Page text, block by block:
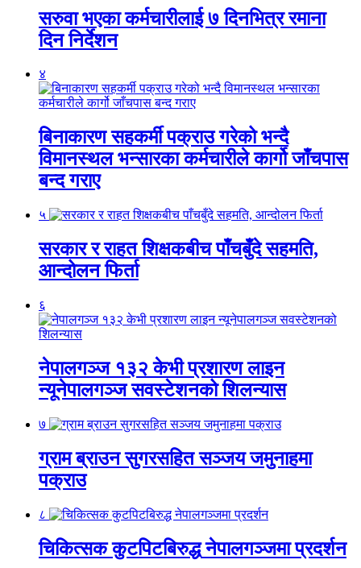
सरुवा भएका कर्मचारीलाई ७ दिनभित्र रमाना
दिन निर्देशन
४
बिनाकारण सहकर्मी पक्राउ गरेको भन्दै
विमानस्थल भन्सारका कर्मचारीले कार्गो जाँचपास
बन्द गराए
५
सरकार र राहत शिक्षकबीच पाँचबुँदे सहमति,
आन्दोलन फिर्ता
६
नेपालगञ्ज १३२ केभी प्रशारण लाइन
न्यूनेपालगञ्ज सवस्टेशनको शिलन्यास
७
ग्राम ब्राउन सुगरसहित सञ्जय जमुनाहमा
पक्राउ
८
चिकित्सक कुटपिटबिरुद्ध नेपालगञ्जमा प्रदर्शन